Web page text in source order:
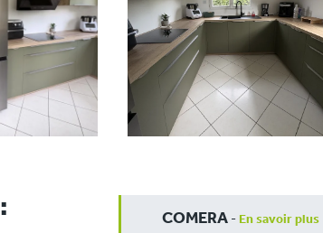
COMERA - En savoir plus